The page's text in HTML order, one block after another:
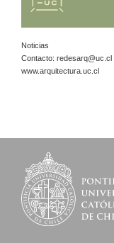
Noticias
Contacto: redesarq@uc.cl
www.arquitectura.uc.cl